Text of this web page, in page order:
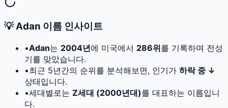
💡Adan 이름 인사이트
•Adan는 2004년에 미국에서 286위를 기록하며 전성
기를 맞았습니다.
•최근 5년간의 순위를 분석해보면, 인기가 하락 중 ↓
상태입니다.
•세대별로는 Z세대 (2000년대)를 대표하는 이름입니
다.